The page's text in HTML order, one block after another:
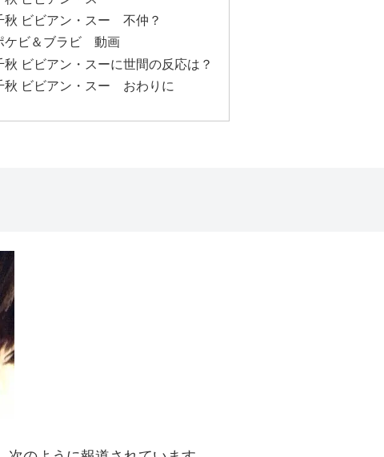
秋 ビビアン・スー 不仲？
ケビ＆ブラビ 動画
秋 ビビアン・スーに世間の反応は？
秋 ビビアン・スー おわりに